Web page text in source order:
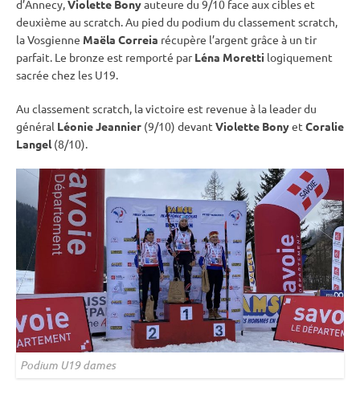
d’Annecy,Violette Bonyauteure du 9/10 face aux cibles et
deuxième au scratch. Au pied du podium du classement scratch,
la Vosgienne Maëla Correia récupère l’argent grâce à un tir
parfait. Le bronze est remporté parLéna Moretti logiquement
sacrée chez les U19.
Au classement scratch, la victoire est revenue à la leader du
général Léonie Jeannier (9/10) devant Violette Bonyet Coralie
Langel(8/10).
Podium U19 dames